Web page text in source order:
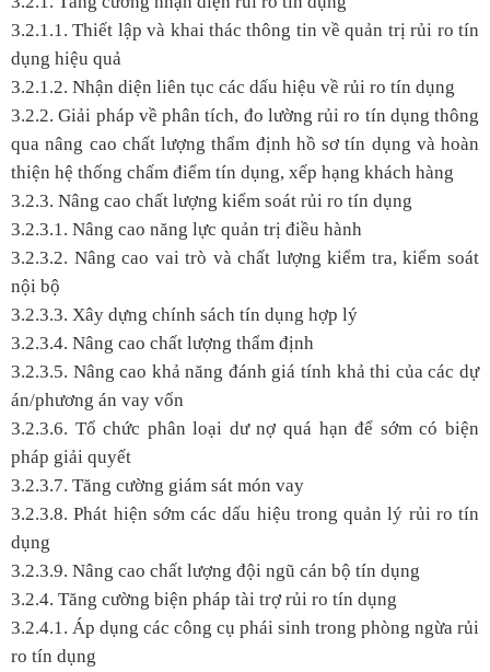
3.2.1.1. Thiết lập và khai thác thông tin về quản trị rủi ro tín
dụng hiệu quả
3.2.1.2. Nhận diện liên tục các dấu hiệu về rủi ro tín dụng
3.2.2. Giải pháp về phân tích, đo lường rủi ro tín dụng thông
qua nâng cao chất lượng thẩm định hồ sơ tín dụng và hoàn
thiện hệ thống chấm điểm tín dụng, xếp hạng khách hàng
3.2.3. Nâng cao chất lượng kiểm soát rủi ro tín dụng
3.2.3.1. Nâng cao năng lực quản trị điều hành
3.2.3.2. Nâng cao vai trò và chất lượng kiểm tra, kiểm soát
nội bộ
3.2.3.3. Xây dựng chính sách tín dụng hợp lý
3.2.3.4. Nâng cao chất lượng thẩm định
3.2.3.5. Nâng cao khả năng đánh giá tính khả thi của các dự
án/phương án vay vốn
3.2.3.6. Tổ chức phân loại dư nợ quá hạn để sớm có biện
pháp giải quyết
3.2.3.7. Tăng cường giám sát món vay
3.2.3.8. Phát hiện sớm các dấu hiệu trong quản lý rủi ro tín
dụng
3.2.3.9. Nâng cao chất lượng đội ngũ cán bộ tín dụng
3.2.4. Tăng cường biện pháp tài trợ rủi ro tín dụng
3.2.4.1. Áp dụng các công cụ phái sinh trong phòng ngừa rủi
ro tín dụng